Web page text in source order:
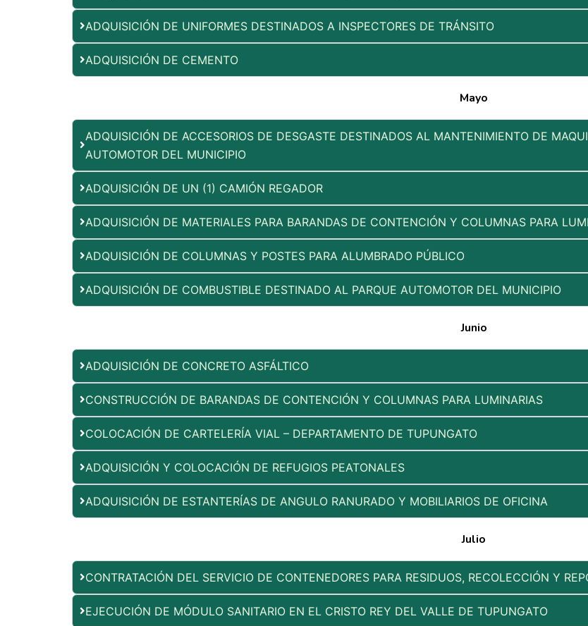
ADQUISICIÓN DE UNIFORMES DESTINADOS A INSPECTORES DE TRÁNSITO
ADQUISICIÓN DE CEMENTO
Mayo
ADQUISICIÓN DE ACCESORIOS DE DESGASTE DESTINADOS AL MANTENIMIENTO DE
AUTOMOTOR DEL MUNICIPIO
ADQUISICIÓN DE UN (1) CAMIÓN REGADOR
ADQUISICIÓN DE MATERIALES PARA BARANDAS DE CONTENCIÓN Y COLUMNAS PARA
ADQUISICIÓN DE COLUMNAS Y POSTES PARA ALUMBRADO PÚBLICO
ADQUISICIÓN DE COMBUSTIBLE DESTINADO AL PARQUE AUTOMOTOR DEL MUNICIPIO
Junio
ADQUISICIÓN DE CONCRETO ASFÁLTICO
CONSTRUCCIÓN DE BARANDAS DE CONTENCIÓN Y COLUMNAS PARA LUMINARIAS
COLOCACIÓN DE CARTELERÍA VIAL – DEPARTAMENTO DE TUPUNGATO
ADQUISICIÓN Y COLOCACIÓN DE REFUGIOS PEATONALES
ADQUISICIÓN DE ESTANTERÍAS DE ANGULO RANURADO Y MOBILIARIOS DE OFICINA
Julio
CONTRATACIÓN DEL SERVICIO DE CONTENEDORES PARA RESIDUOS, RECOLECCIÓN Y
EJECUCIÓN DE MÓDULO SANITARIO EN EL CRISTO REY DEL VALLE DE TUPUNGATO